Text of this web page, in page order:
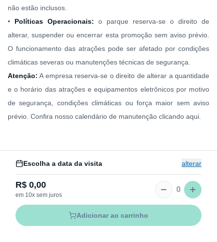
não estão inclusos.
• Políticas Operacionais: o parque reserva-se o direito de
alterar, suspender ou encerrar esta promoção sem aviso prévio.
O funcionamento das atrações pode ser afetado por condições
climáticas severas ou manutenções técnicas de segurança.
Atenção: A empresa reserva-se o direito de alterar a quantidade
e o horário das atrações e equipamentos eletrônicos por motivo
de segurança, condições climáticas ou força maior sem aviso
prévio. Confira nosso calendário de manutenção clicando aqui.
Escolha a data da visita alterar
R$ 0,00
em 10x sem juros
0
Adicionar ao carrinho